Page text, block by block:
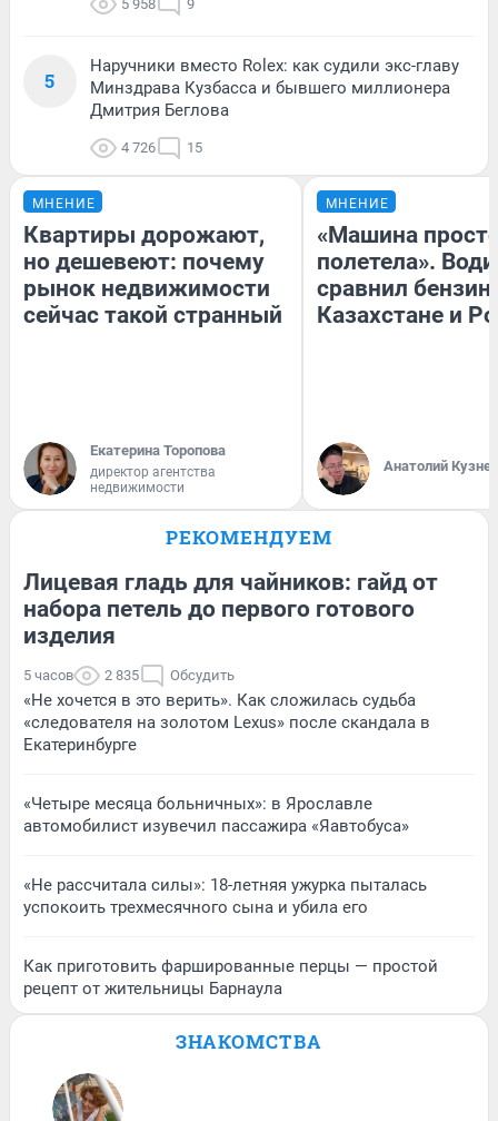
5 958 9
5
Наручники вместо Rolex: как судили экс-главу
Минздрава Кузбасса и бывшего миллионера
Дмитрия Беглова
4 726 15
МНЕНИЕ
Квартиры дорожают,
но дешевеют: почему
рынок недвижимости
сейчас такой странный
Екатерина Торопова
директор агентства
недвижимости
МНЕНИЕ
«Машина
полетела».
сравнил бензин
Казахстане и
Анатолий
РЕКОМЕНДУЕМ
Лицевая гладь для чайников: гайд от
набора петель до первого готового
изделия
5 часов 2 835 Обсудить
«Не хочется в это верить». Как сложилась судьба
«следователя на золотом Lexus» после скандала в
Екатеринбурге
«Четыре месяца больничных»: в Ярославле
автомобилист изувечил пассажира «Яавтобуса»
«Не рассчитала силы»: 18-летняя ужурка пыталась
успокоить трехмесячного сына и убила его
Как приготовить фаршированные перцы — простой
рецепт от жительницы Барнаула
ЗНАКОМСТВА